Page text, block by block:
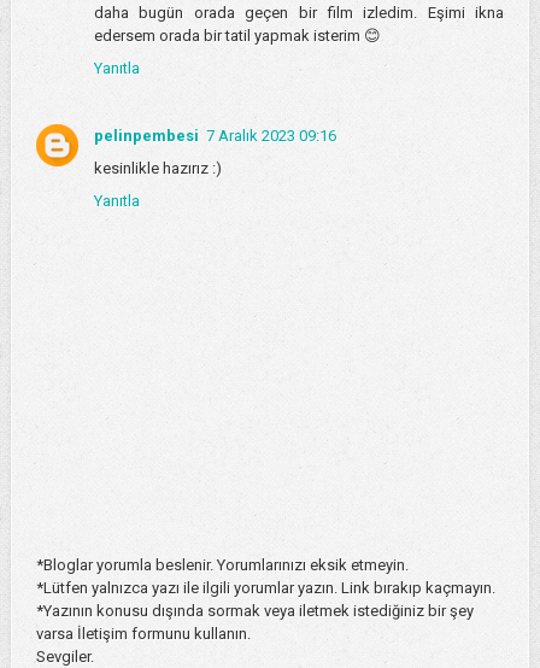
daha bugün orada geçen bir film izledim. Eşimi ikna
edersem orada bir tatil yapmak isterim 😊
Yanıtla
pelinpembesi 7 Aralık 2023 09:16
kesinlikle hazırız :)
Yanıtla
*Bloglar yorumla beslenir. Yorumlarınızı eksik etmeyin.
*Lütfen yalnızca yazı ile ilgili yorumlar yazın. Link bırakıp kaçmayın.
*Yazının konusu dışında sormak veya iletmek istediğiniz bir şey
varsa İletişim formunu kullanın.
Sevgiler.